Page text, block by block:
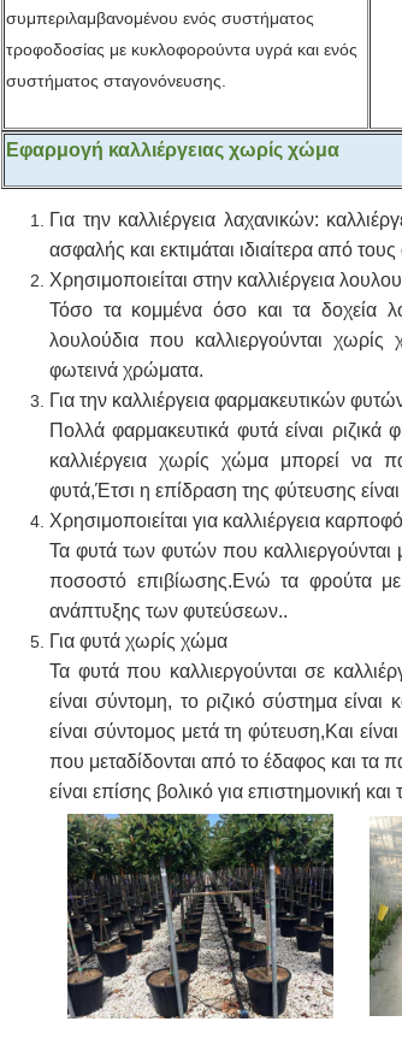
συμπεριλαμβανομένου ενός συστήματος
τροφοδοσίας με κυκλοφορούντα υγρά και ενός
συστήματος σταγονόνευσης.
Εφαρμογή καλλιέργειας χωρίς χώμα
Για την καλλιέργεια λαχανικών:
ασφαλής και εκτιμάται ιδιαίτερα από
Χρησιμοποιείται στην καλλιέργεια
Τόσο τα κομμένα όσο και τα δοχεία
λουλούδια που καλλιεργούνται
φωτεινά χρώματα.
Για την καλλιέργεια φαρμακευτικών
Πολλά φαρμακευτικά φυτά είναι
καλλιέργεια χωρίς χώμα μπορεί να
φυτά,Έτσι η επίδραση της φύτευσης
Χρησιμοποιείται για καλλιέργεια
Τα φυτά των φυτών που καλλιεργούνται
ποσοστό επιβίωσης.Ενώ τα φρούτα
ανάπτυξης των φυτεύσεων..
Για φυτά χωρίς χώμα
Τα φυτά που καλλιεργούνται σε
είναι σύντομη, το ριζικό σύστημα
είναι σύντομος μετά τη φύτευση,Και
που μεταδίδονται από το έδαφος και τα
είναι επίσης βολικό για επιστημονική